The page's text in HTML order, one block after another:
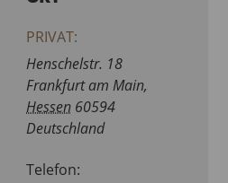
PRIVAT:
Henschelstr. 18
Frankfurt am Main,
Hessen 60594
Deutschland
Telefon: